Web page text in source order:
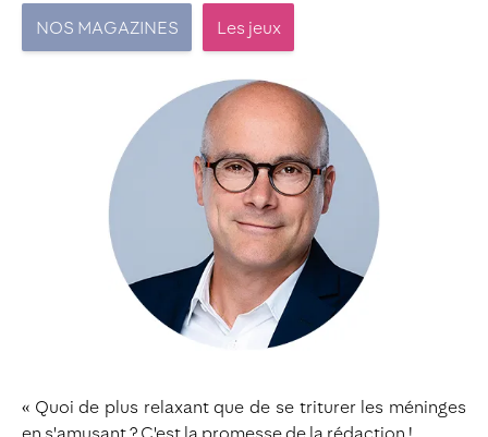
NOS MAGAZINES Les jeux
« Quoi de plus relaxant que de se triturer les méninges